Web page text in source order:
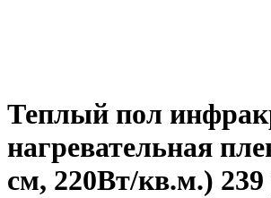
Теплый пол
нагревательная
см, 220Вт/кв.м.) 239